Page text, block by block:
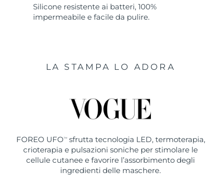
Silicone resistente ai batteri, 100%
impermeabile e facile da pulire.
LA STAMPA LO ADORA
FOREO UFO TMsfrutta tecnologia LED, termoterapia,
crioterapia e pulsazioni soniche per stimolare le
cellule cutanee e favorire l’assorbimento degli
ingredienti delle maschere.